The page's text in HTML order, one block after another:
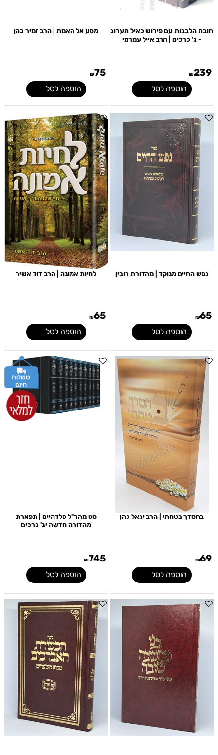
חובת הלבבות עם פירוש כאיל תערוג
- ג' כרכים | הרב אייל עמרמי
₪239
הוספה לסל
מסע אל האמת | הרב זמיר כהן
₪75
הוספה לסל
נפש החיים מנוקד | מהדורת רובין
₪65
הוספה לסל
לחיות אמונה | הרב דוד אשיר
₪65
הוספה לסל
בחסדך בטחתי | הרב יגאל כהן
₪69
הוספה לסל
סט מהר"ל פלדהיים | תפארת
מהדורה חדשה יג' כרכים
₪745
הוספה לסל